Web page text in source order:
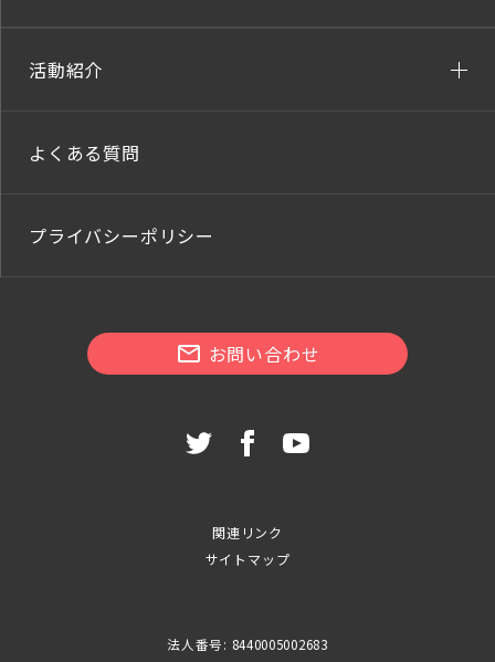
活動紹介
よくある質問
プライバシーポリシー
お問い合わせ
関連リンク
サイトマップ
法人番号: 8440005002683